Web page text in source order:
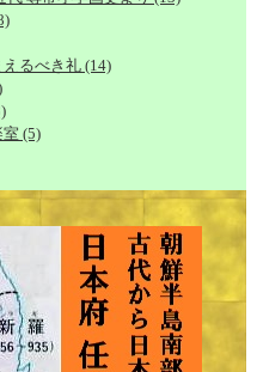
えるべき礼 (14)
(5)